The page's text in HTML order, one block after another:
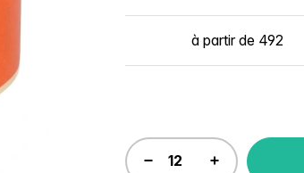
à partir de 492